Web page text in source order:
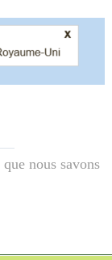
nous savons